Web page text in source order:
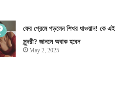
ফের প্রেমে পড়লেন শিখর ধাওয়ান! কে এই
সুন্দরী? জানলে অবাক হবেন
May 2, 2025